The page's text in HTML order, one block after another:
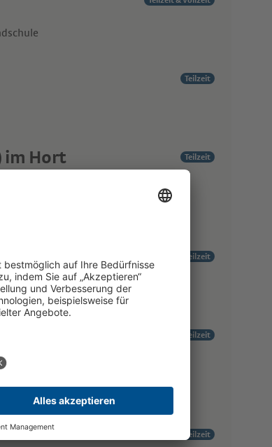
Teilzeit
im Hort
Teilzeit
Teilzeit
Teilzeit
Hauptverwaltung
Teilzeit